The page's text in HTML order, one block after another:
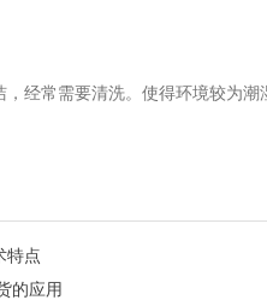
常需要清洗。使得环境较为潮
特点
的应用